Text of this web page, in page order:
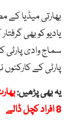
بھارتی میڈیا کے
یادیو کو بھی
سماج وادی پارٹی
پارٹی کے
یہ بھی پڑھیں:
8 افراد کچل ڈالے